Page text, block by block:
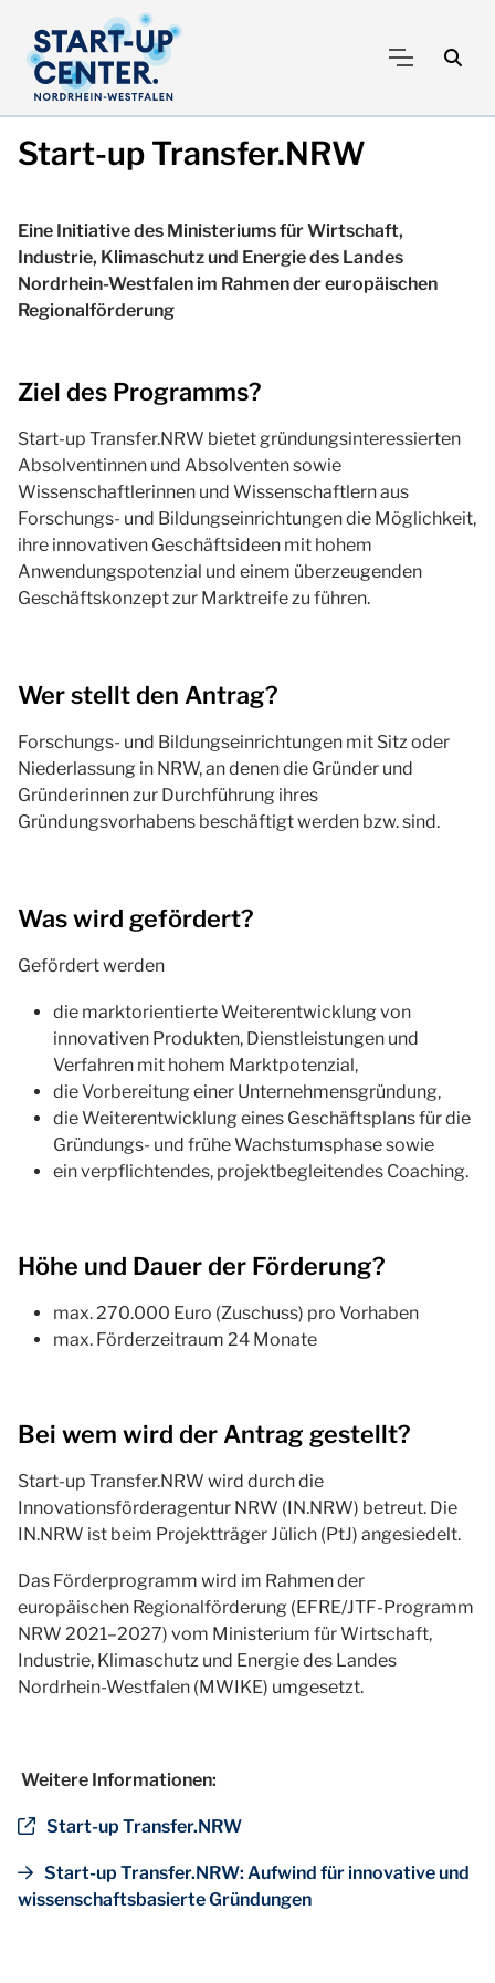
Start-up Transfer.NRW
Eine Initiative des Ministeriums für Wirtschaft,
Industrie, Klimaschutz und Energie des Landes
Nordrhein-Westfalen im Rahmen der europäischen
Regionalförderung
Ziel des Programms?
Start-up Transfer.NRW bietet gründungsinteressierten
Absolventinnen und Absolventen sowie
Wissenschaftlerinnen und Wissenschaftlern aus
Forschungs- und Bildungseinrichtungen die Möglichkeit,
ihre innovativen Geschäftsideen mit hohem
Anwendungspotenzial und einem überzeugenden
Geschäftskonzept zur Marktreife zu führen.
Wer stellt den Antrag?
Forschungs- und Bildungseinrichtungen mit Sitz oder
Niederlassung in NRW, an denen die Gründer und
Gründerinnen zur Durchführung ihres
Gründungsvorhabens beschäftigt werden bzw. sind.
Was wird gefördert?
Gefördert werden
die marktorientierte Weiterentwicklung von
innovativen Produkten, Dienstleistungen und
Verfahren mit hohem Marktpotenzial,
die Vorbereitung einer Unternehmensgründung,
die Weiterentwicklung eines Geschäftsplans für die
Gründungs- und frühe Wachstumsphase sowie
ein verpflichtendes, projektbegleitendes Coaching.
Höhe und Dauer der Förderung?
max. 270.000 Euro (Zuschuss) pro Vorhaben
max. Förderzeitraum 24 Monate
Bei wem wird der Antrag gestellt?
Start-up Transfer.NRW wird durch die
Innovationsförderagentur NRW (IN.NRW) betreut. Die
IN.NRW ist beim Projektträger Jülich (PtJ) angesiedelt.
Das Förderprogramm wird im Rahmen der
europäischen Regionalförderung (EFRE/JTF-Programm
NRW 2021–2027) vom Ministerium für Wirtschaft,
Industrie, Klimaschutz und Energie des Landes
Nordrhein-Westfalen (MWIKE) umgesetzt.
Weitere Informationen:
Start-up Transfer.NRW
Start-up Transfer.NRW: Aufwind für innovative und
wissenschaftsbasierte Gründungen